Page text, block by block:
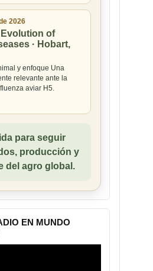
2026
of
· Hobart,
y enfoque Una
relevante ante la
aviar H5.
para seguir
producción y
del agro global.
EN MUNDO